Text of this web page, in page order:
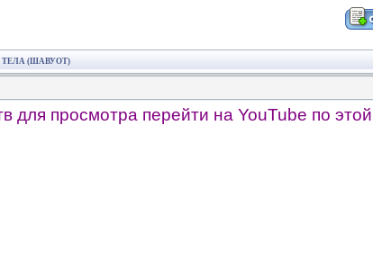
(ШАВУОТ)
для просмотра перейти на YouTube по этой